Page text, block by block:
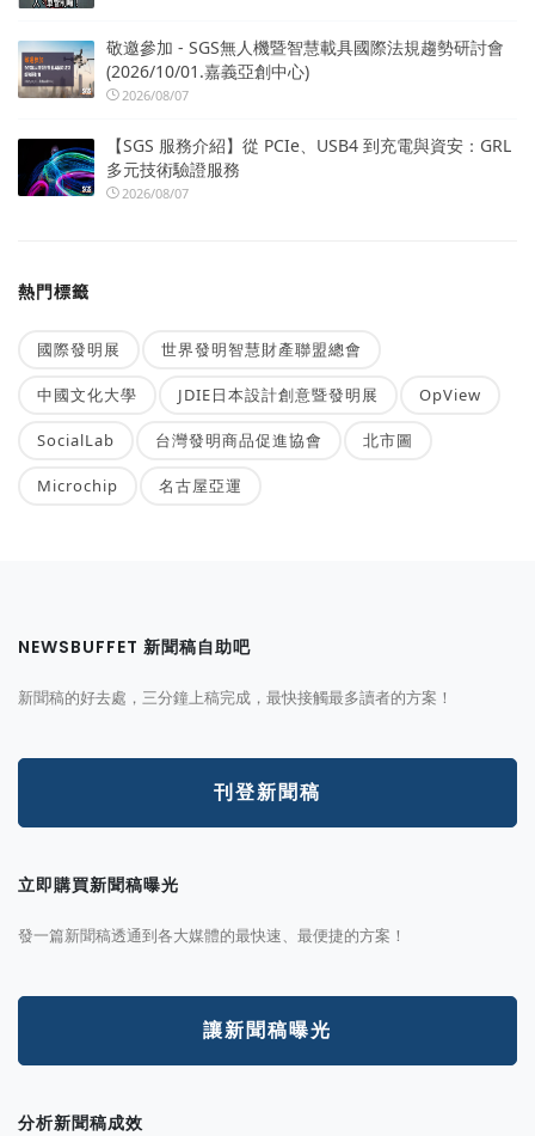
敬邀參加 - SGS無人機暨智慧載具國際法規趨勢研討會
(2026/10/01.嘉義亞創中心)
2026/08/07
【SGS 服務介紹】從 PCIe、USB4 到充電與資安：GRL
多元技術驗證服務
2026/08/07
熱門標籤
國際發明展 世界發明智慧財產聯盟總會
中國文化大學 JDIE日本設計創意暨發明展 OpView
SocialLab 台灣發明商品促進協會 北市圖
Microchip 名古屋亞運
NEWSBUFFET 新聞稿自助吧
新聞稿的好去處，三分鐘上稿完成，最快接觸最多讀者的方案！
刊登新聞稿
立即購買新聞稿曝光
發一篇新聞稿透通到各大媒體的最快速、最便捷的方案！
讓新聞稿曝光
分析新聞稿成效